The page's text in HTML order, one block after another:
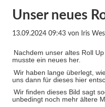
Unser neues
13.09.2024 09:43von Iris
Nachdem unser altes Roll
musste ein neues her.
Wir haben lange überlegt,
uns dann für dieses hier
Wir finden dieses Bild sagt
unbedingt noch mehr ältere